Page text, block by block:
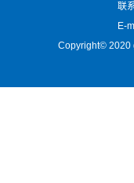
联
E-
Copyright© 2020